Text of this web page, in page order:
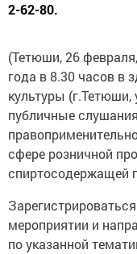
2-62-80.
(Тетюши, 26
года в 8.30 часов в
культуры (г.Тетюши,
публичные
сфере розничной
спиртосодержащей
мероприятии и
по указанной